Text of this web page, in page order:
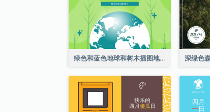
绿色和蓝色地球和树木插图地球日明信片